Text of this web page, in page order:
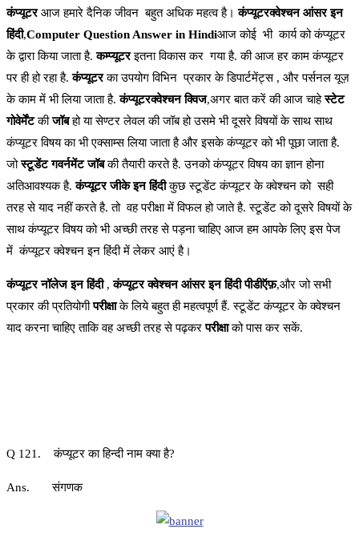
कंप्यूटरआज हमारे दैनिक जीवन बहुत अधिक महत्व है। कंप्यूटरक्वेश्चन आंसर इन
हिंदी,Computer Question Answer in Hindiआज कोई भी कार्य को कंप्यूटर
के द्वारा किया जाता है.कम्प्यूटरइतना विकास कर गया है. की आज हर काम कंप्यूटर
पर ही हो रहा है.कंप्यूटरका उपयोग विभिन प्रकार के डिपार्टमेंट्स , और पर्सनल यूज़
के काम में भी लिया जाता है.कंप्यूटरक्वेश्चन क्विज,अगर बात करें की आज चाहेस्टेट
गोवेर्मेंटकीजॉबहो या सेण्टर लेवल की जॉब हो उसमे भी दूसरे विषयों के साथ साथ
कंप्यूटर विषय का भी एक्साम्स लिया जाता है और इसके कंप्यूटर को भी पूछा जाता है.
जोस्टूडेंट गवर्नमेंट जॉबकी तैयारी करते है. उनको कंप्यूटर विषय का ज्ञान होना
अतिआवश्यक है. कंप्यूटर जीके इन हिंदीकुछ स्टूडेंट कंप्यूटर के क्वेश्चन को सही
तरह से याद नहीं करते है. तो वह परीक्षा में विफल हो जाते है. स्टूडेंट को दूसरे विषयों के
साथ कंप्यूटर विषय को भी अच्छी तरह से पड़ना चाहिए आज हम आपके लिए इस पेज
में कंप्यूटर क्वेश्चन इन हिंदी में लेकर आएं है।
कंप्यूटर नॉलेज इन हिंदी,कंप्यूटर क्वेश्चन आंसर इन हिंदी पीडीऍफ़,और जो सभी
प्रकार की प्रतियोगीपरीक्षाके लिये बहुत ही महत्वपूर्ण हैं. स्टूडेंट कंप्यूटर के क्वेश्चन
याद करना चाहिए ताकि वह अच्छी तरह से पढ़करपरीक्षाको पास कर सकें.
Q 121. कंप्यूटर का हिन्दी नाम क्या है?
Ans. संगणक